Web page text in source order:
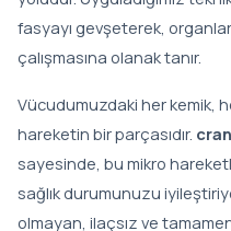
fasyayı gevşeterek,
çalışmasına olanak tanır.
Vücudumuzdaki her kemik,
hareketin bir parçasıdır.
sayesinde, bu mikro
sağlık durumunuzu
olmayan, ilaçsız ve